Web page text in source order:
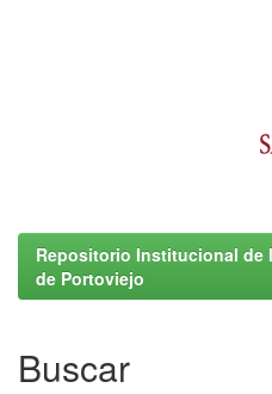
Repositorio Institucional de
de Portoviejo
Buscar